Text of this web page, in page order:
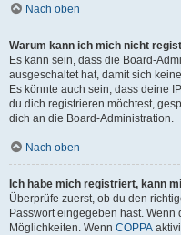
Nach oben
Warum kann ich mich nicht
Es kann sein, dass die Board-
ausgeschaltet hat, damit sich
Es könnte auch sein, dass deine
du dich registrieren möchtest,
dich an die Board-Administration.
Nach oben
Ich habe mich registriert, kann
Überprüfe zuerst, ob du den
Passwort eingegeben hast.
Möglichkeiten. Wenn COPPA